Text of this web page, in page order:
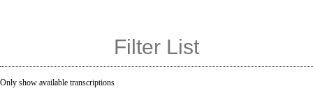
Only show available transcriptions